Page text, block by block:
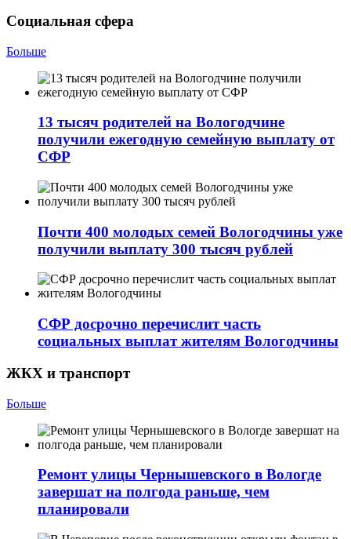
Социальная сфера
Больше
13 тысяч родителей на Вологодчине
получили ежегодную семейную выплату от
СФР
Почти 400 молодых семей Вологодчины уже
получили выплату 300 тысяч рублей
СФР досрочно перечислит часть
социальных выплат жителям Вологодчины
ЖКХ и транспорт
Больше
Ремонт улицы Чернышевского в Вологде
завершат на полгода раньше, чем
планировали